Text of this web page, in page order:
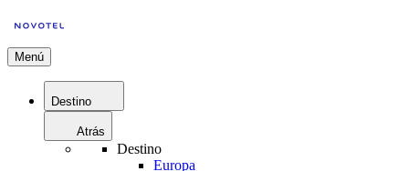
Menú
Destino
Atrás
Destino
Europa